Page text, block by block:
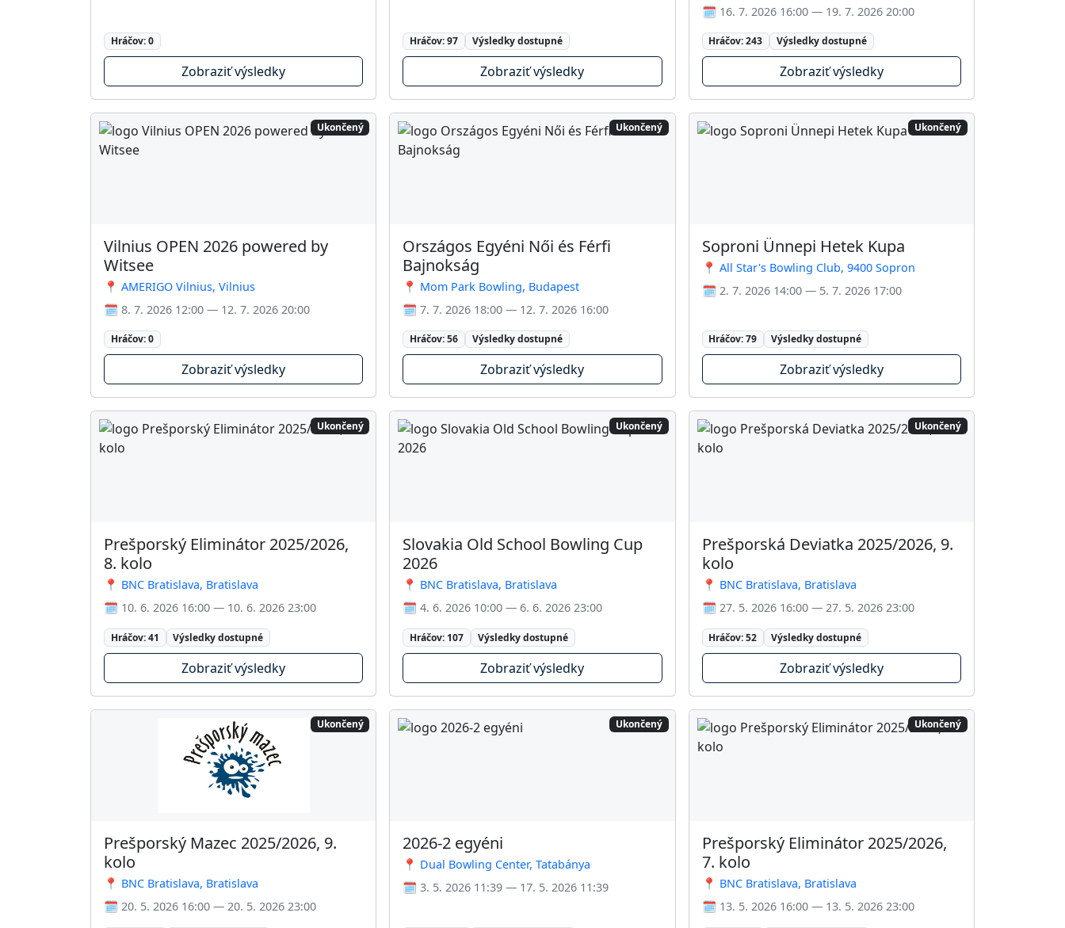
Hráčov: 0
Zobraziť výsledky
Hráčov: 97 Výsledky dostupné
Zobraziť výsledky
🗓️ 16. 7. 2026 16:00 — 19. 7. 2026 20:00
Hráčov: 243 Výsledky dostupné
Zobraziť výsledky
Ukončený
Vilnius OPEN 2026 powered by
Witsee
📍 AMERIGO Vilnius, Vilnius
🗓️ 8. 7. 2026 12:00 — 12. 7. 2026 20:00
Hráčov: 0
Zobraziť výsledky
Ukončený
Országos Egyéni Női és Férfi
Bajnokság
📍 Mom Park Bowling, Budapest
🗓️ 7. 7. 2026 18:00 — 12. 7. 2026 16:00
Hráčov: 56 Výsledky dostupné
Zobraziť výsledky
Ukončený
Soproni Ünnepi Hetek Kupa
📍 All Star's Bowling Club, 9400 Sopron
🗓️ 2. 7. 2026 14:00 — 5. 7. 2026 17:00
Hráčov: 79 Výsledky dostupné
Zobraziť výsledky
Ukončený
Prešporský Eliminátor 2025/2026,
8. kolo
📍 BNC Bratislava, Bratislava
🗓️ 10. 6. 2026 16:00 — 10. 6. 2026 23:00
Hráčov: 41 Výsledky dostupné
Zobraziť výsledky
Ukončený
Slovakia Old School Bowling Cup
2026
📍 BNC Bratislava, Bratislava
🗓️ 4. 6. 2026 10:00 — 6. 6. 2026 23:00
Hráčov: 107 Výsledky dostupné
Zobraziť výsledky
Ukončený
Prešporská Deviatka 2025/2026, 9.
kolo
📍 BNC Bratislava, Bratislava
🗓️ 27. 5. 2026 16:00 — 27. 5. 2026 23:00
Hráčov: 52 Výsledky dostupné
Zobraziť výsledky
Ukončený
Prešporský Mazec 2025/2026, 9.
kolo
📍 BNC Bratislava, Bratislava
🗓️ 20. 5. 2026 16:00 — 20. 5. 2026 23:00
Ukončený
2026-2 egyéni
📍 Dual Bowling Center, Tatabánya
🗓️ 3. 5. 2026 11:39 — 17. 5. 2026 11:39
Ukončený
Prešporský Eliminátor 2025/2026,
7. kolo
📍 BNC Bratislava, Bratislava
🗓️ 13. 5. 2026 16:00 — 13. 5. 2026 23:00